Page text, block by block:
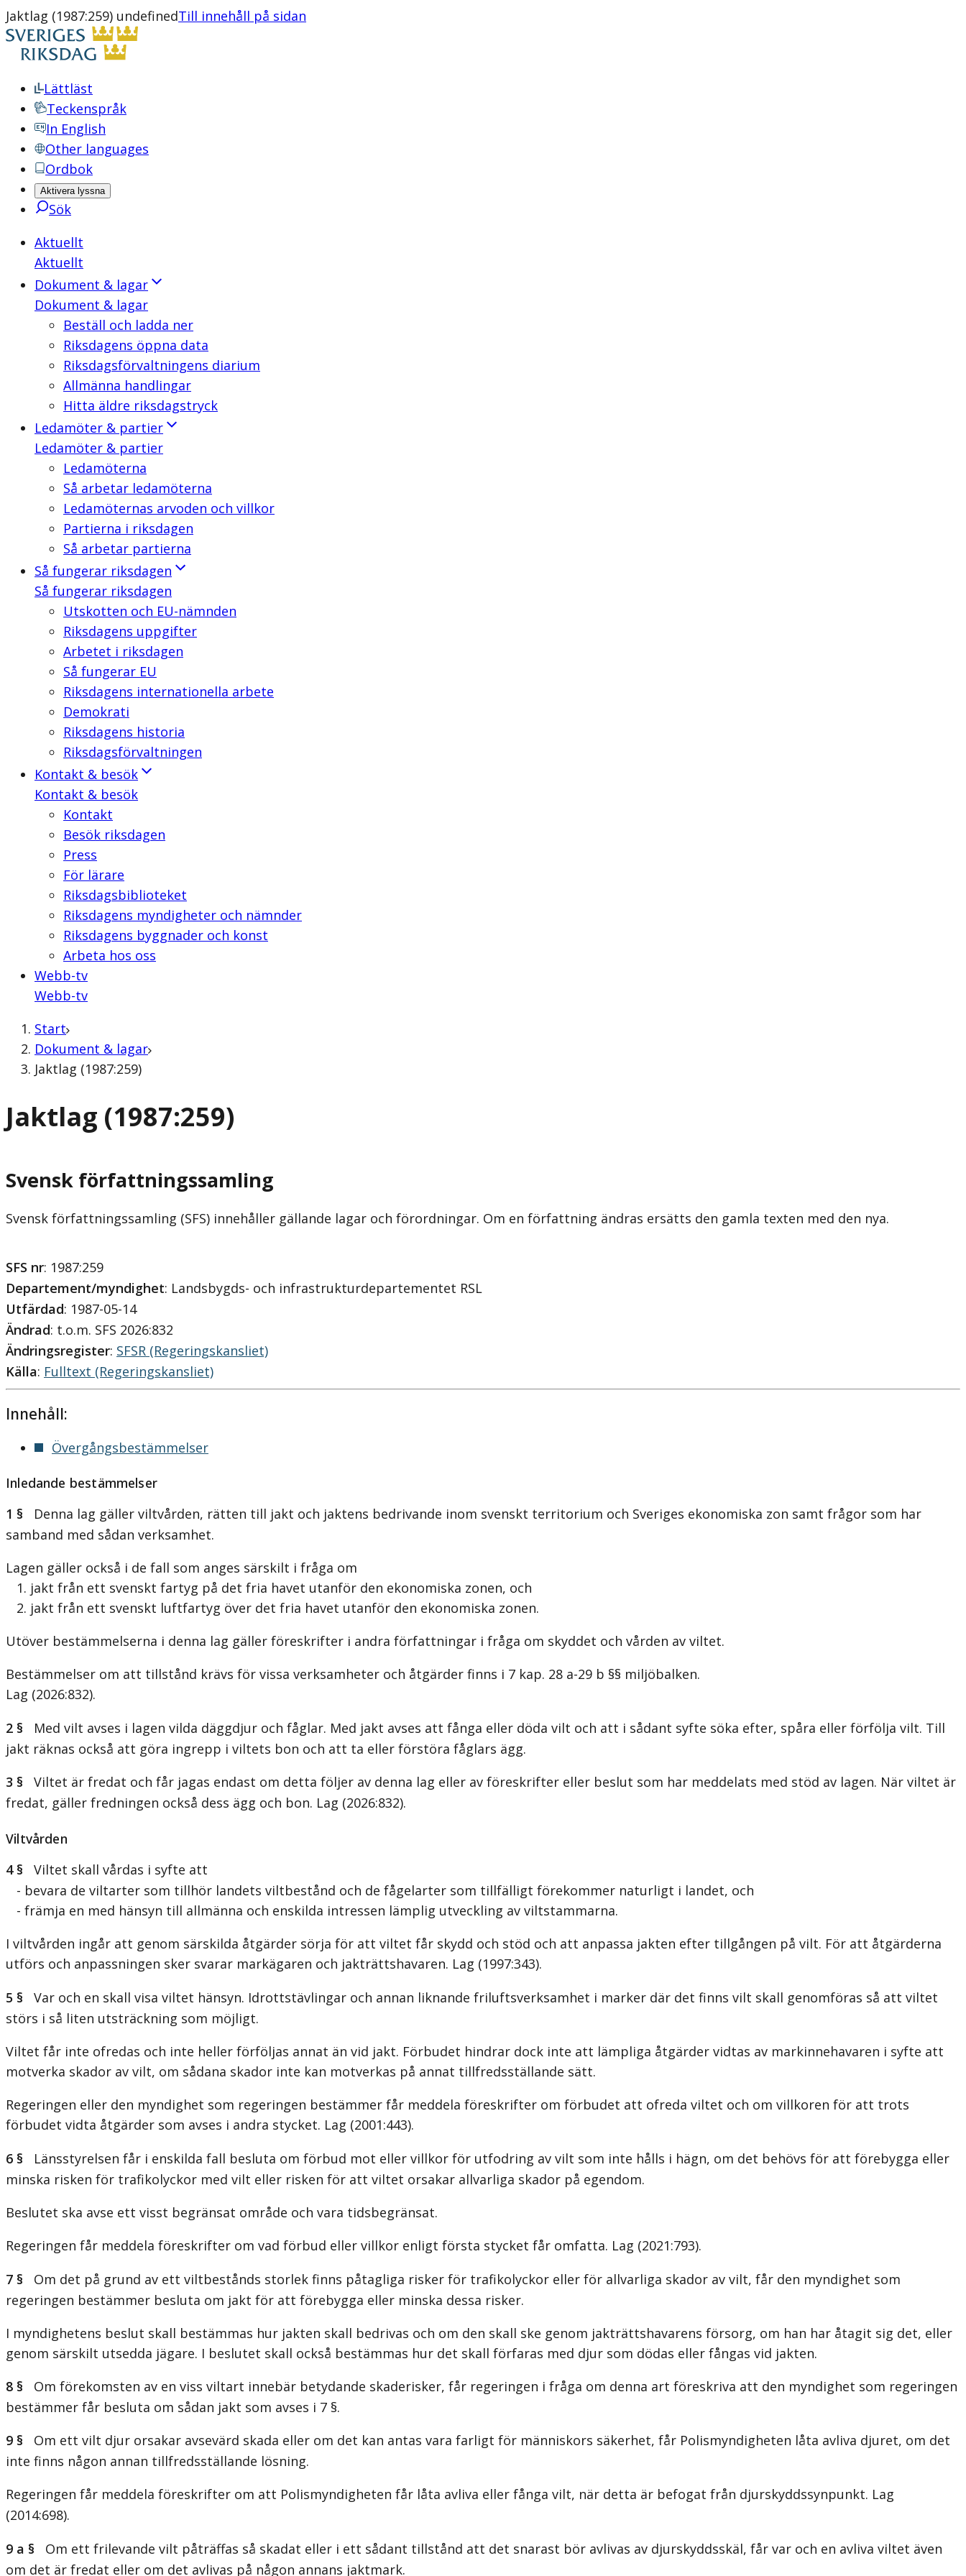
Jaktlag (1987:259) undefinedTill innehåll på sidan
Lättläst
Teckenspråk
In English
Other languages
Ordbok
Aktivera lyssna
Sök
Aktuellt
Aktuellt
Dokument & lagar
Dokument & lagar
Beställ och ladda ner
Riksdagens öppna data
Riksdagsförvaltningens diarium
Allmänna handlingar
Hitta äldre riksdagstryck
Ledamöter & partier
Ledamöter & partier
Ledamöterna
Så arbetar ledamöterna
Ledamöternas arvoden och villkor
Partierna i riksdagen
Så arbetar partierna
Så fungerar riksdagen
Så fungerar riksdagen
Utskotten och EU-nämnden
Riksdagens uppgifter
Arbetet i riksdagen
Så fungerar EU
Riksdagens internationella arbete
Demokrati
Riksdagens historia
Riksdagsförvaltningen
Kontakt & besök
Kontakt & besök
Kontakt
Besök riksdagen
Press
För lärare
Riksdagsbiblioteket
Riksdagens myndigheter och nämnder
Riksdagens byggnader och konst
Arbeta hos oss
Webb-tv
Webb-tv
Start
Dokument & lagar
Jaktlag (1987:259)
Jaktlag (1987:259)
Svensk författningssamling
Svensk författningssamling (SFS) innehåller gällande lagar och förordningar. Om en författning ändras ersätts den gamla texten med den nya.
SFS nr: 1987:259
Departement/myndighet: Landsbygds- och infrastrukturdepartementet RSL
Utfärdad: 1987-05-14
Ändrad: t.o.m. SFS 2026:832
Ändringsregister: SFSR (Regeringskansliet)
Källa: Fulltext (Regeringskansliet)
Innehåll:
Övergångsbestämmelser
Inledande bestämmelser
1 § Denna lag gäller viltvården, rätten till jakt och jaktens bedrivande inom svenskt territorium och Sveriges ekonomiska zon samt frågor som har
samband med sådan verksamhet.
Lagen gäller också i de fall som anges särskilt i fråga om
1. jakt från ett svenskt fartyg på det fria havet utanför den ekonomiska zonen, och
2. jakt från ett svenskt luftfartyg över det fria havet utanför den ekonomiska zonen.
Utöver bestämmelserna i denna lag gäller föreskrifter i andra författningar i fråga om skyddet och vården av viltet.
Bestämmelser om att tillstånd krävs för vissa verksamheter och åtgärder finns i 7 kap. 28 a-29 b §§ miljöbalken.
Lag (2026:832).
2 § Med vilt avses i lagen vilda däggdjur och fåglar. Med jakt avses att fånga eller döda vilt och att i sådant syfte söka efter, spåra eller förfölja vilt. Till
jakt räknas också att göra ingrepp i viltets bon och att ta eller förstöra fåglars ägg.
3 § Viltet är fredat och får jagas endast om detta följer av denna lag eller av föreskrifter eller beslut som har meddelats med stöd av lagen. När viltet är
fredat, gäller fredningen också dess ägg och bon. Lag (2026:832).
Viltvården
4 § Viltet skall vårdas i syfte att
- bevara de viltarter som tillhör landets viltbestånd och de fågelarter som tillfälligt förekommer naturligt i landet, och
- främja en med hänsyn till allmänna och enskilda intressen lämplig utveckling av viltstammarna.
I viltvården ingår att genom särskilda åtgärder sörja för att viltet får skydd och stöd och att anpassa jakten efter tillgången på vilt. För att åtgärderna
utförs och anpassningen sker svarar markägaren och jakträttshavaren. Lag (1997:343).
5 § Var och en skall visa viltet hänsyn. Idrottstävlingar och annan liknande friluftsverksamhet i marker där det finns vilt skall genomföras så att viltet
störs i så liten utsträckning som möjligt.
Viltet får inte ofredas och inte heller förföljas annat än vid jakt. Förbudet hindrar dock inte att lämpliga åtgärder vidtas av markinnehavaren i syfte att
motverka skador av vilt, om sådana skador inte kan motverkas på annat tillfredsställande sätt.
Regeringen eller den myndighet som regeringen bestämmer får meddela föreskrifter om förbudet att ofreda viltet och om villkoren för att trots
förbudet vidta åtgärder som avses i andra stycket. Lag (2001:443).
6 § Länsstyrelsen får i enskilda fall besluta om förbud mot eller villkor för utfodring av vilt som inte hålls i hägn, om det behövs för att förebygga eller
minska risken för trafikolyckor med vilt eller risken för att viltet orsakar allvarliga skador på egendom.
Beslutet ska avse ett visst begränsat område och vara tidsbegränsat.
Regeringen får meddela föreskrifter om vad förbud eller villkor enligt första stycket får omfatta. Lag (2021:793).
7 § Om det på grund av ett viltbestånds storlek finns påtagliga risker för trafikolyckor eller för allvarliga skador av vilt, får den myndighet som
regeringen bestämmer besluta om jakt för att förebygga eller minska dessa risker.
I myndighetens beslut skall bestämmas hur jakten skall bedrivas och om den skall ske genom jakträttshavarens försorg, om han har åtagit sig det, eller
genom särskilt utsedda jägare. I beslutet skall också bestämmas hur det skall förfaras med djur som dödas eller fångas vid jakten.
8 § Om förekomsten av en viss viltart innebär betydande skaderisker, får regeringen i fråga om denna art föreskriva att den myndighet som regeringen
bestämmer får besluta om sådan jakt som avses i 7 §.
9 § Om ett vilt djur orsakar avsevärd skada eller om det kan antas vara farligt för människors säkerhet, får Polismyndigheten låta avliva djuret, om det
inte finns någon annan tillfredsställande lösning.
Regeringen får meddela föreskrifter om att Polismyndigheten får låta avliva eller fånga vilt, när detta är befogat från djurskyddssynpunkt. Lag
(2014:698).
9 a § Om ett frilevande vilt påträffas så skadat eller i ett sådant tillstånd att det snarast bör avlivas av djurskyddsskäl, får var och en avliva viltet även
om det är fredat eller om det avlivas på någon annans jaktmark.